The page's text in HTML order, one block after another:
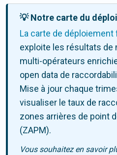
💡 Notre carte du
La carte de déploiement
exploite les résultats de
multi-opérateurs
open data de
Mise à jour chaque
visualiser le taux de
zones arrières de point
(ZAPM).
Vous souhaitez en savoir